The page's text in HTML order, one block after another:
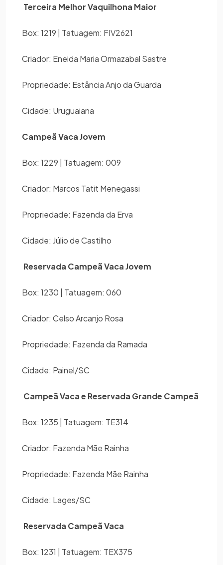
Terceira Melhor Vaquilhona Maior
Box: 1219 | Tatuagem: FIV2621
Criador: Eneida Maria Ormazabal Sastre
Propriedade: Estância Anjo da Guarda
Cidade: Uruguaiana
Campeã Vaca Jovem
Box: 1229 | Tatuagem: 009
Criador: Marcos Tatit Menegassi
Propriedade: Fazenda da Erva
Cidade: Júlio de Castilho
Reservada Campeã Vaca Jovem
Box: 1230 | Tatuagem: 060
Criador: Celso Arcanjo Rosa
Propriedade: Fazenda da Ramada
Cidade: Painel/SC
Campeã Vaca e Reservada Grande Campeã
Box: 1235 | Tatuagem: TE314
Criador: Fazenda Mãe Rainha
Propriedade: Fazenda Mãe Rainha
Cidade: Lages/SC
Reservada Campeã Vaca
Box: 1231 | Tatuagem: TEX375